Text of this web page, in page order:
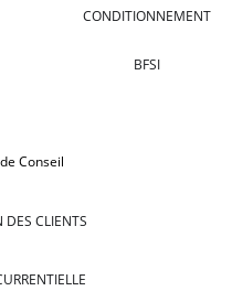
CONDITIONNEMENT
BFSI
Conseil
DES CLIENTS